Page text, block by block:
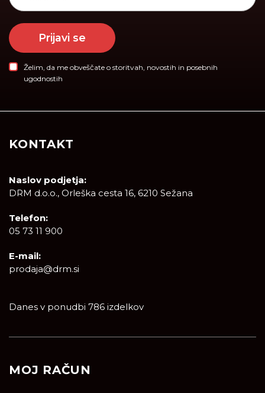
Prijavi se
Želim, da me obveščate o storitvah, novostih in posebnih
ugodnostih
KONTAKT
Naslov podjetja:
DRM d.o.o., Orleška cesta 16, 6210 Sežana
Telefon:
05 73 11 900
E-mail:
prodaja@drm.si
Danes v ponudbi 786 izdelkov
MOJ RAČUN